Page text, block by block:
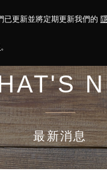
已更新並將定期更新我們的
。
投資人關係 菁
最新消息